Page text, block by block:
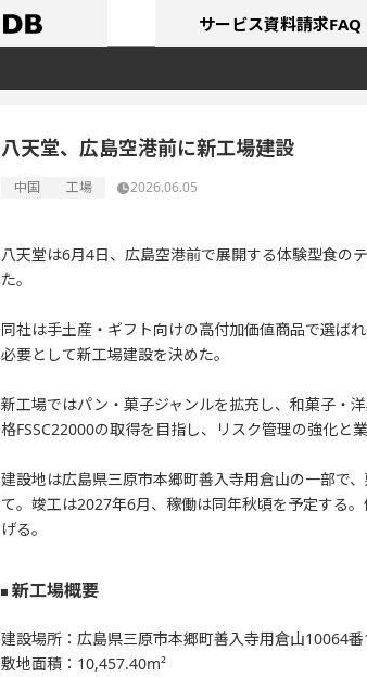
サービス資料請求FAQ
八天堂、広島空港前に新工場建設
中国 工場 2026.06.05
八天堂は6月4日、広島空港前で展開する体験型食の
た。
同社は手土産・ギフト向けの高付加価値商品で選ば
必要として新工場建設を決めた。
新工場ではパン・菓子ジャンルを拡充し、和菓子・
格FSSC22000の取得を目指し、リスク管理の強化と
建設地は広島県三原市本郷町善入寺用倉山の一部で
て。竣工は2027年6月、稼働は同年秋頃を予定する
げる。
新工場概要
建設場所：広島県三原市本郷町善入寺用倉山10064
敷地面積：10,457.40m²